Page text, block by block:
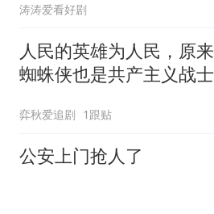
涛涛爱看好剧
人民的英雄为人民，原来
蜘蛛侠也是共产主义战士
弈秋爱追剧 1跟贴
公安上门抢人了